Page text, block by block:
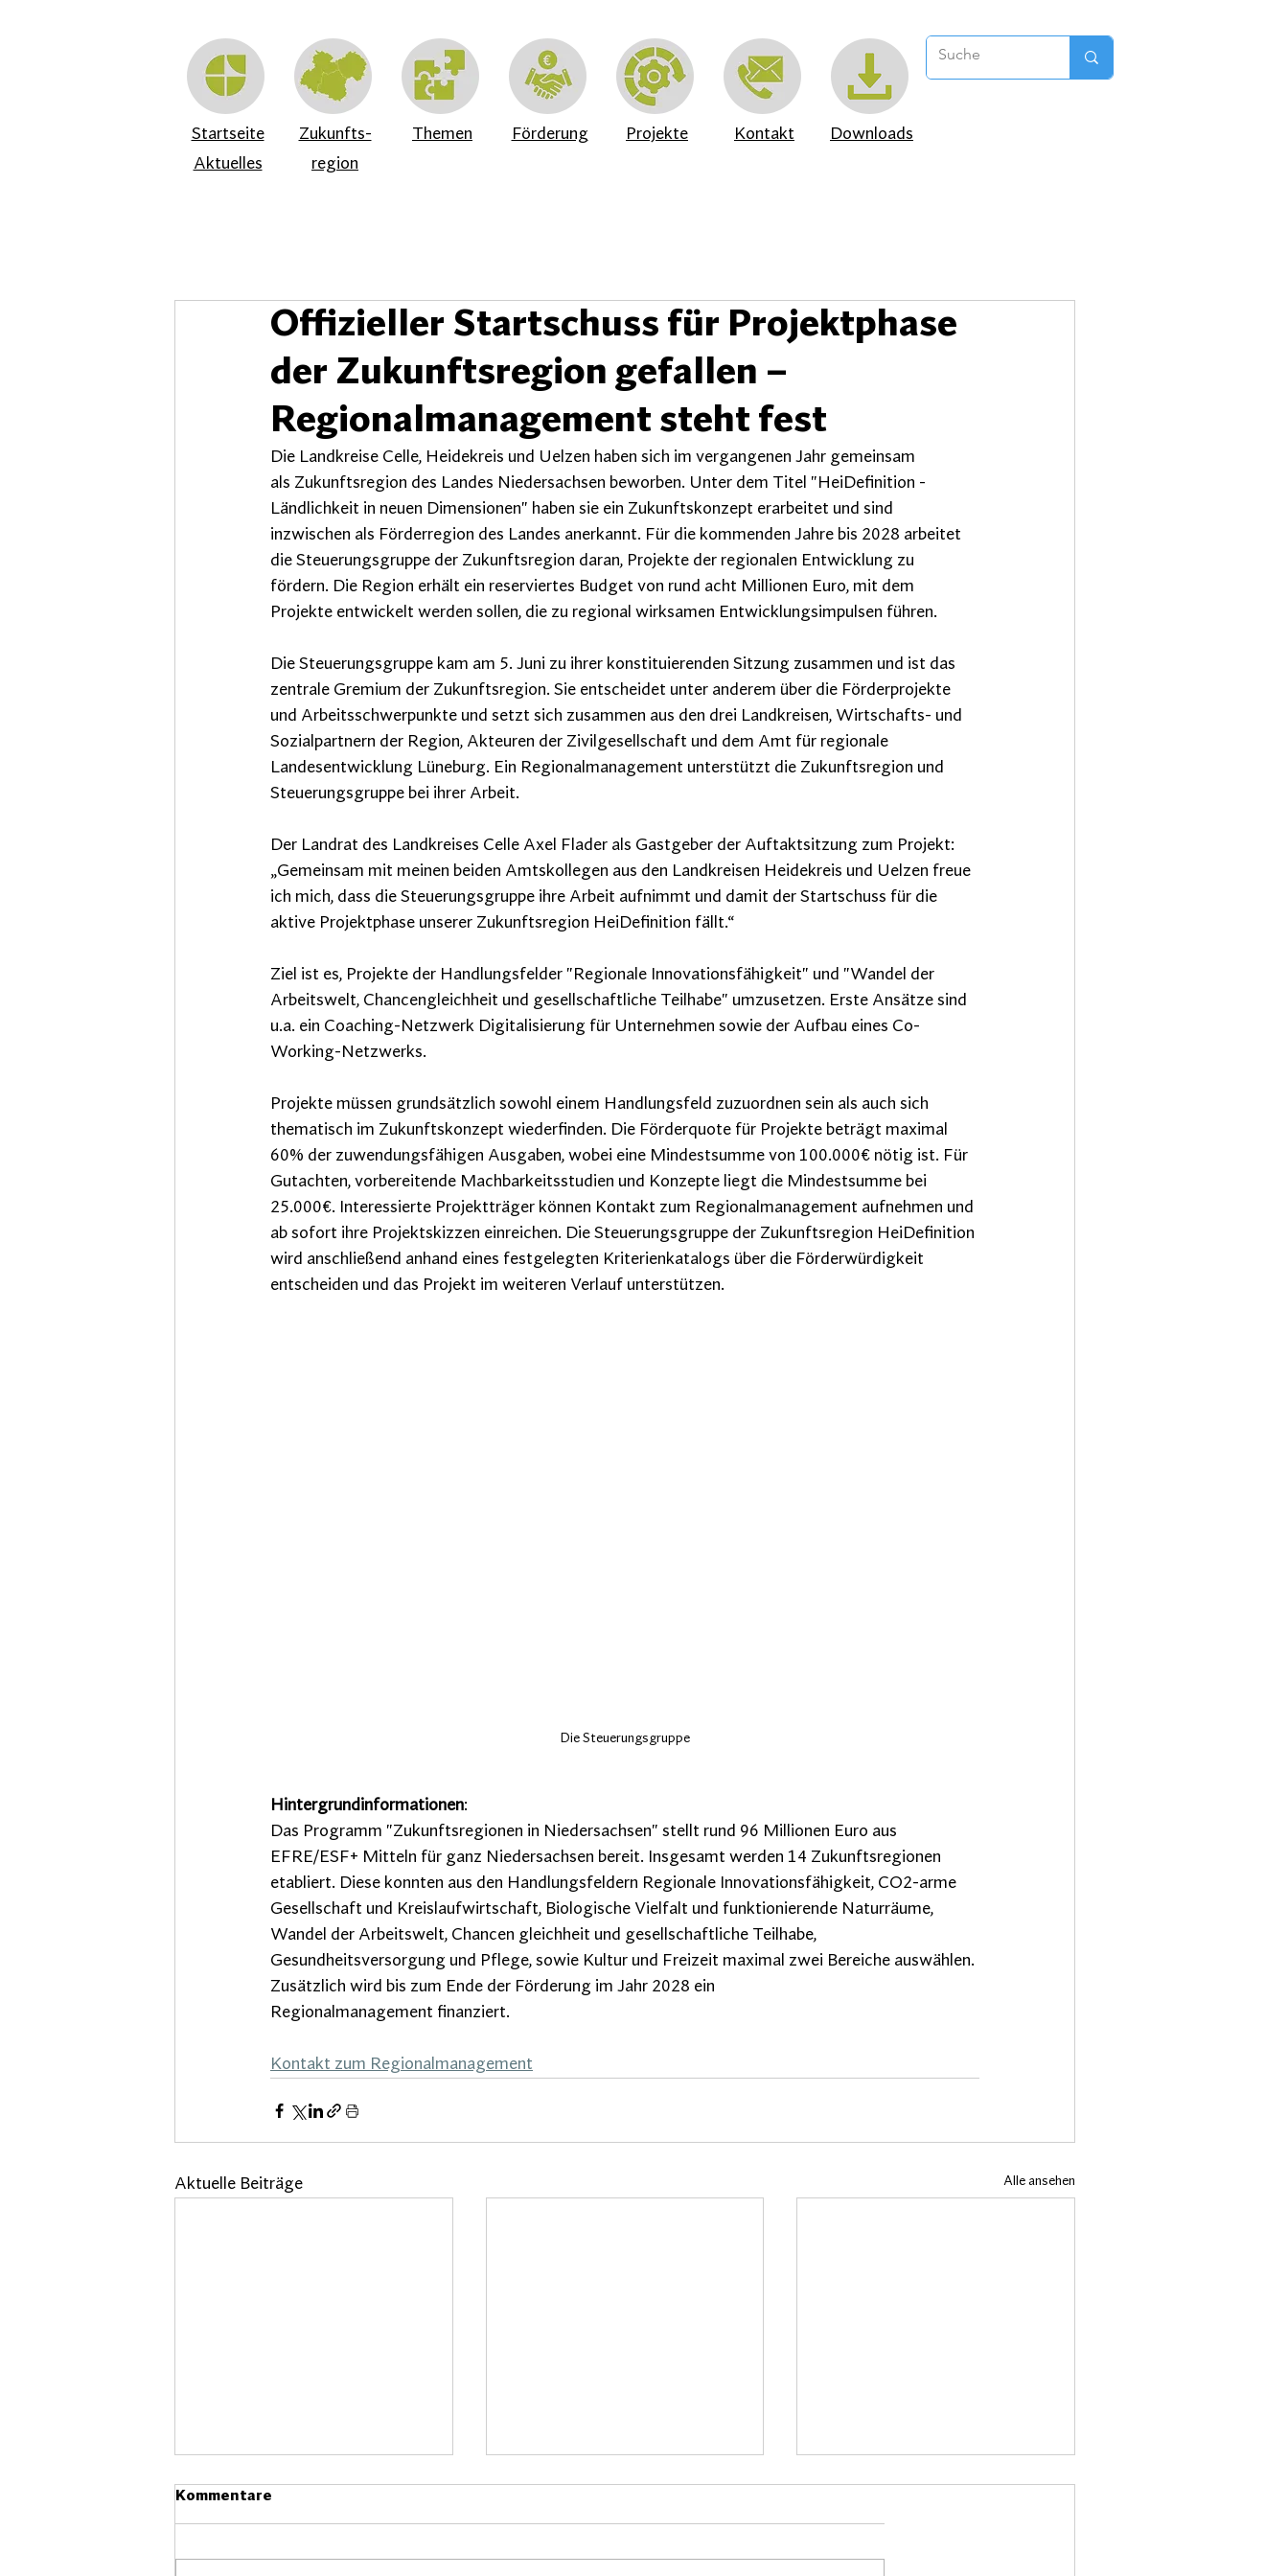
Startseite
Aktuelles
Zukunfts-
region
Themen Förderung Projekte Kontakt Downloads
Offizieller Startschuss für Projektphase
der Zukunftsregion gefallen –
Regionalmanagement steht fest
Die Landkreise Celle, Heidekreis und Uelzen haben sich im vergangenen Jahr gemeinsam
als Zukunftsregion des Landes Niedersachsen beworben. Unter dem Titel "HeiDefinition -
Ländlichkeit in neuen Dimensionen" haben sie ein Zukunftskonzept erarbeitet und sind
inzwischen als Förderregion des Landes anerkannt. Für die kommenden Jahre bis 2028 arbeitet
die Steuerungsgruppe der Zukunftsregion daran, Projekte der regionalen Entwicklung zu
fördern. Die Region erhält ein reserviertes Budget von rund acht Millionen Euro, mit dem
Projekte entwickelt werden sollen, die zu regional wirksamen Entwicklungsimpulsen führen.
Die Steuerungsgruppe kam am 5. Juni zu ihrer konstituierenden Sitzung zusammen und ist das
zentrale Gremium der Zukunftsregion. Sie entscheidet unter anderem über die Förderprojekte
und Arbeitsschwerpunkte und setzt sich zusammen aus den drei Landkreisen, Wirtschafts- und
Sozialpartnern der Region, Akteuren der Zivilgesellschaft und dem Amt für regionale
Landesentwicklung Lüneburg. Ein Regionalmanagement unterstützt die Zukunftsregion und
Steuerungsgruppe bei ihrer Arbeit.
Der Landrat des Landkreises Celle Axel Flader als Gastgeber der Auftaktsitzung zum Projekt:
„Gemeinsam mit meinen beiden Amtskollegen aus den Landkreisen Heidekreis und Uelzen freue
ich mich, dass die Steuerungsgruppe ihre Arbeit aufnimmt und damit der Startschuss für die
aktive Projektphase unserer Zukunftsregion HeiDefinition fällt.“
Ziel ist es, Projekte der Handlungsfelder "Regionale Innovationsfähigkeit" und "Wandel der
Arbeitswelt, Chancengleichheit und gesellschaftliche Teilhabe" umzusetzen. Erste Ansätze sind
u.a. ein Coaching-Netzwerk Digitalisierung für Unternehmen sowie der Aufbau eines Co-
Working-Netzwerks.
Projekte müssen grundsätzlich sowohl einem Handlungsfeld zuzuordnen sein als auch sich
thematisch im Zukunftskonzept wiederfinden. Die Förderquote für Projekte beträgt maximal
60% der zuwendungsfähigen Ausgaben, wobei eine Mindestsumme von 100.000€ nötig ist. Für
Gutachten, vorbereitende Machbarkeitsstudien und Konzepte liegt die Mindestsumme bei
25.000€. Interessierte Projektträger können Kontakt zum Regionalmanagement aufnehmen und
ab sofort ihre Projektskizzen einreichen. Die Steuerungsgruppe der Zukunftsregion HeiDefinition
wird anschließend anhand eines festgelegten Kriterienkatalogs über die Förderwürdigkeit
entscheiden und das Projekt im weiteren Verlauf unterstützen.
Die Steuerungsgruppe
Hintergrundinformationen:
Das Programm "Zukunftsregionen in Niedersachsen" stellt rund 96 Millionen Euro aus
EFRE/ESF+ Mitteln für ganz Niedersachsen bereit. Insgesamt werden 14 Zukunftsregionen
etabliert. Diese konnten aus den Handlungsfeldern Regionale Innovationsfähigkeit, CO2-arme
Gesellschaft und Kreislaufwirtschaft, Biologische Vielfalt und funktionierende Naturräume,
Wandel der Arbeitswelt, Chancen gleichheit und gesellschaftliche Teilhabe,
Gesundheitsversorgung und Pflege, sowie Kultur und Freizeit maximal zwei Bereiche auswählen.
Zusätzlich wird bis zum Ende der Förderung im Jahr 2028 ein
Regionalmanagement finanziert.
Kontakt zum Regionalmanagement
Aktuelle Beiträge Alle ansehen
Kommentare